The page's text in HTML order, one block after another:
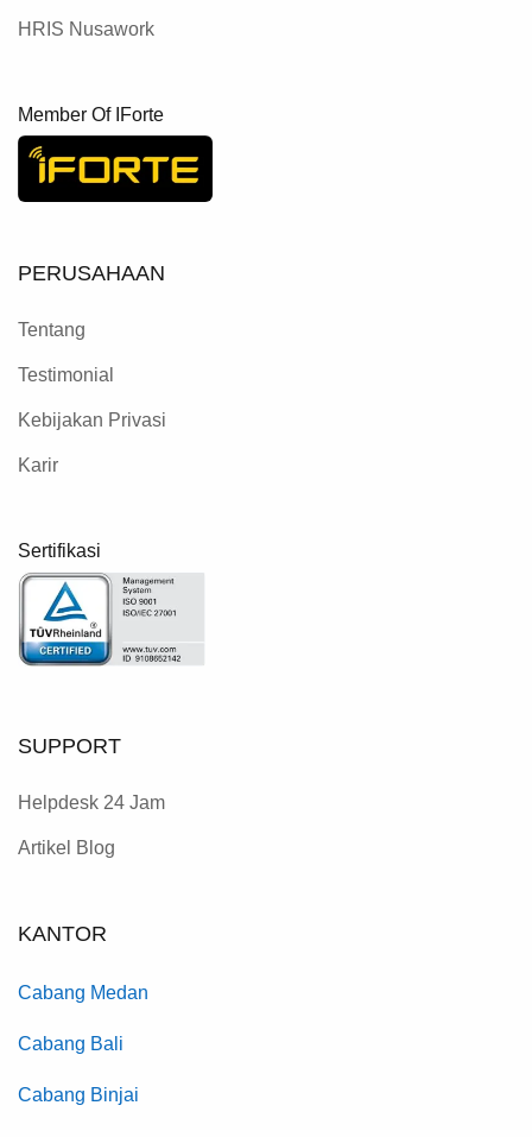
HRIS Nusawork
Member Of IForte
PERUSAHAAN
Tentang
Testimonial
Kebijakan Privasi
Karir
Sertifikasi
SUPPORT
Helpdesk 24 Jam
Artikel Blog
KANTOR
Cabang Medan
Cabang Bali
Cabang Binjai